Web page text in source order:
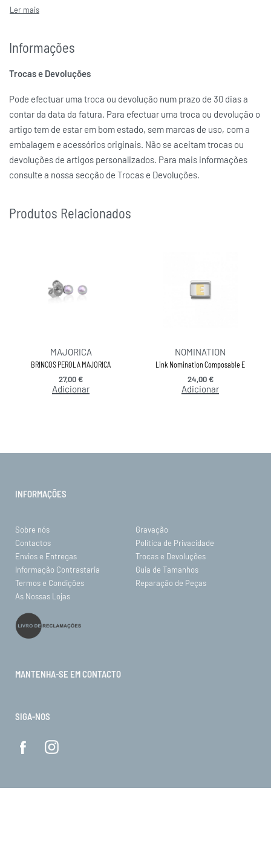
Informações
Trocas e Devoluções
Pode efectuar uma troca ou devolução num prazo de 30 dias a
contar da data da fatura. Para efectuar uma troca ou devolução o
artigo tem de estar em bom estado, sem marcas de uso, com a
embalagem e acessórios originais. Não se aceitam trocas ou
devoluções de artigos personalizados. Para mais informações
consulte a nossa secção de Trocas e Devoluções.
Produtos Relacionados
MAJORICA
BRINCOS PEROLA MAJORICA
27,00€
Adicionar
NOMINATION
Link Nomination Composable E
24,00€
Adicionar
INFORMAÇÕES
Sobre nós
Gravação
Contactos
Política de Privacidade
Envios e Entregas
Trocas e Devoluções
Informação Contrastaria
Guia de Tamanhos
Termos e Condições
Reparação de Peças
As Nossas Lojas
MANTENHA-SE EM CONTACTO
SIGA-NOS